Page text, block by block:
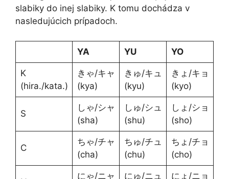
slabiky do inej slabiky. K tomu dochádza v
nasledujúcich prípadoch.
YA YU YO
K
(hira./kata.)
きゃ/キャ
(kya)
きゅ/キュ
(kyu)
きょ/キョ
(kyo)
S
しゃ/シャ
(sha)
しゅ/シュ
(shu)
しょ/ショ
(sho)
C
ちゃ/チャ
(cha)
ちゅ/チュ
(chu)
ちょ/チョ
(cho)
にゃ/ニャ
にゅ/ニュ
にょ/ニョ